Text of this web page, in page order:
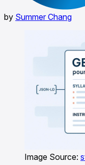
by Summer Chang
Image Source: